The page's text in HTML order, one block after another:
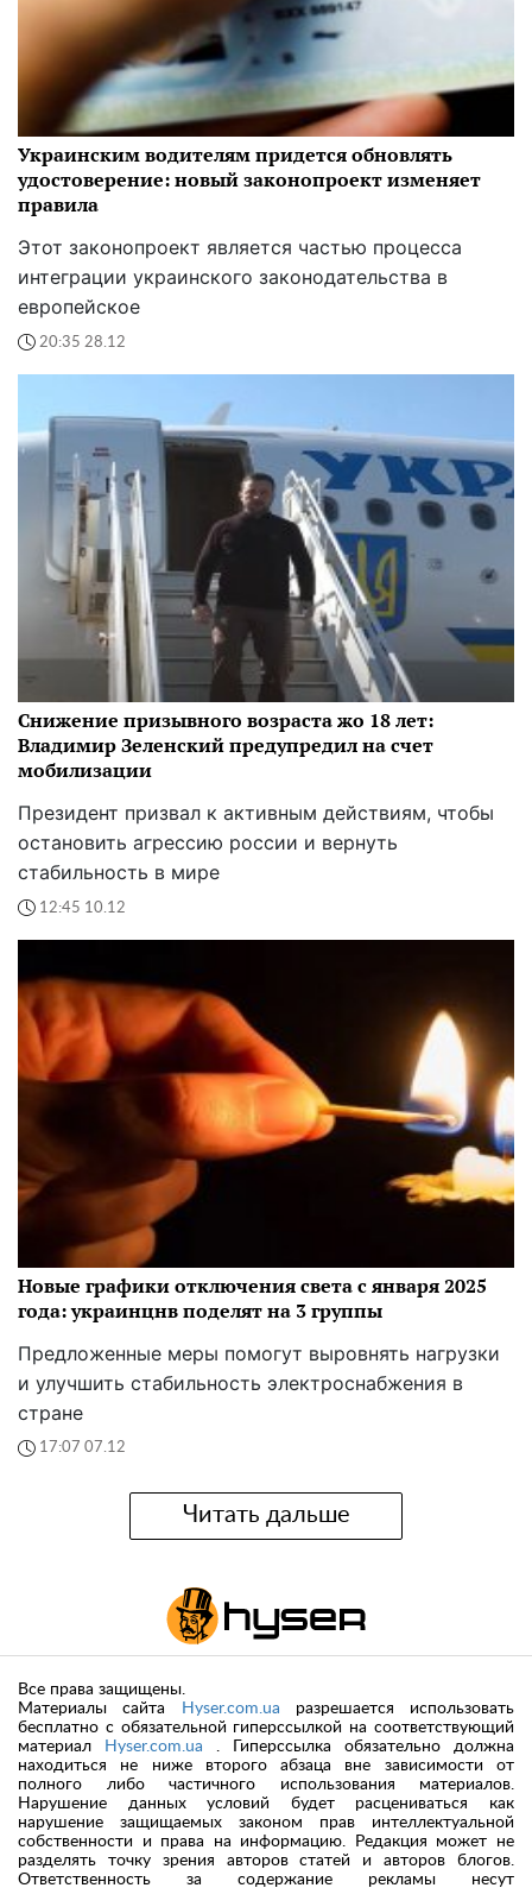
Украинским водителям придется обновлять
удостоверение: новый законопроект изменяет
правила
Этот законопроект является частью процесса
интеграции украинского законодательства в
европейское
20:35 28.12
Снижение призывного возраста жо 18 лет:
Владимир Зеленский предупредил на счет
мобилизации
Президент призвал к активным действиям, чтобы
остановить агрессию россии и вернуть
стабильность в мире
12:45 10.12
Новые графики отключения света с января 2025
года: украинцнв поделят на 3 группы
Предложенные меры помогут выровнять нагрузки
и улучшить стабильность электроснабжения в
стране
17:07 07.12
Читать дальше
Все права защищены.
Материалы сайта
Hyser.com.ua разрешается использовать
бесплатно с обязательной гиперссылкой на соответствующий
материал
Hyser.com.ua . Гиперссылка обязательно должна
находиться не ниже второго абзаца вне зависимости от
полного либо частичного использования материалов.
Нарушение данных условий будет расцениваться как
нарушение защищаемых законом прав интеллектуальной
собственности и права на информацию. Редакция может не
разделять точку зрения авторов статей и авторов блогов.
Ответственность за содержание рекламы несут